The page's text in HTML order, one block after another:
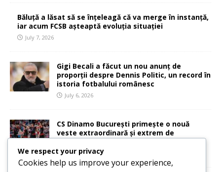
Băluță a lăsat să se înțeleagă că va merge în instanță,
iar acum FCSB așteaptă evoluția situației
July 7, 2026
Gigi Becali a făcut un nou anunț de
proporții despre Dennis Politic, un record în
istoria fotbalului românesc
July 6, 2026
CS Dinamo București primește o nouă
veste extraordinară și extrem de
importantă
July 6, 2026
We respect your privacy
Cookies help us improve your experience,